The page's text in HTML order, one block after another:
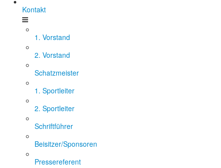
Kontakt
1. Vorstand
2. Vorstand
Schatzmeister
1. Sportleiter
2. Sportleiter
Schriftführer
Beisitzer/Sponsoren
Pressereferent